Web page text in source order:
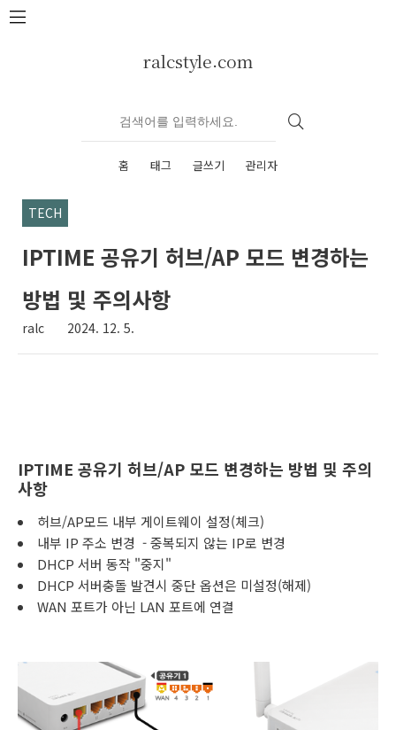
본문 바로가기
ralcstyle.com
홈 태그 글쓰기 관리자
TECH
IPTIME 공유기 허브/AP 모드 변경하는
방법 및 주의사항
ralc 2024. 12. 5.
IPTIME 공유기 허브/AP 모드 변경하는 방법 및 주의
사항
허브/AP모드 내부 게이트웨이 설정(체크)
내부 IP 주소 변경 - 중복되지 않는 IP로 변경
DHCP 서버 동작 "중지"
DHCP 서버충돌 발견시 중단 옵션은 미설정(해제)
WAN 포트가 아닌 LAN 포트에 연결